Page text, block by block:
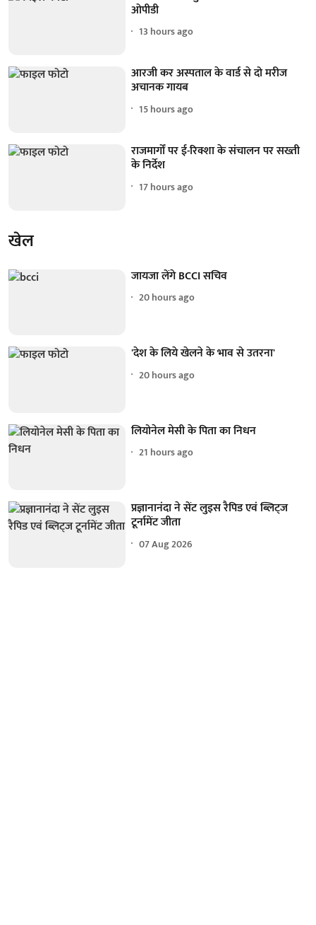
ओपीडी
13 hours ago
आरजी कर अस्पताल के वार्ड से दो मरीज
अचानक गायब
15 hours ago
राजमार्गों पर ई-रिक्शा के संचालन पर सख्ती
के निर्देश
17 hours ago
खेल
जायजा लेंगे BCCI सचिव
20 hours ago
'देश के लिये खेलने के भाव से उतरना'
20 hours ago
लियोनेल मेसी के पिता का निधन
21 hours ago
प्रज्ञानानंदा ने सेंट लुइस रैपिड एवं ब्लिट्ज
टूर्नामेंट जीता
07 Aug 2026